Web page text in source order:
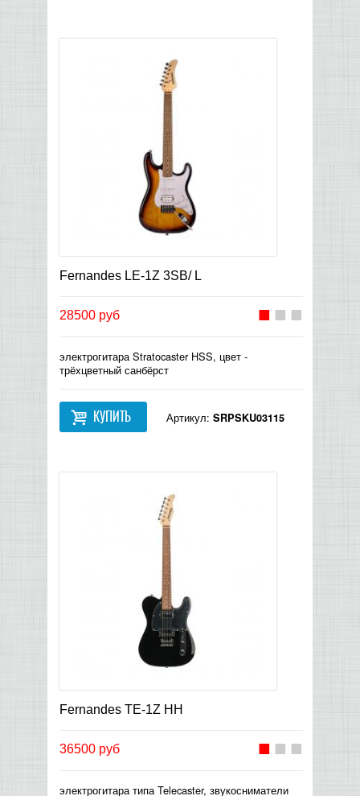
Fernandes LE-1Z 3SB/ L
28500 руб
электрогитара Stratocaster HSS, цвет -
трёхцветный санбёрст
КУПИТЬ Артикул: SRPSKU03115
Fernandes TE-1Z HH
36500 руб
электрогитара типа Telecaster, звукосниматели